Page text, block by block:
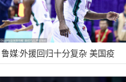
鲁媒:外援回归十分复杂 美国疫
情致哈德